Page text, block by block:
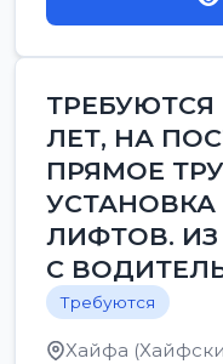
ЛЕТ, НА
ПРЯМОЕ
ЛИФТОВ.
С
Требуются
Хайфа